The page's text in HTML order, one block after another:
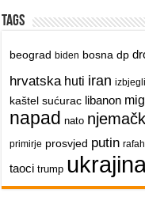
Tags
beograd biden bosna dp
hrvatska huti iran
kaštel sućurac libanon
napad nato
primirje prosvjed putin rafah
taoci trump